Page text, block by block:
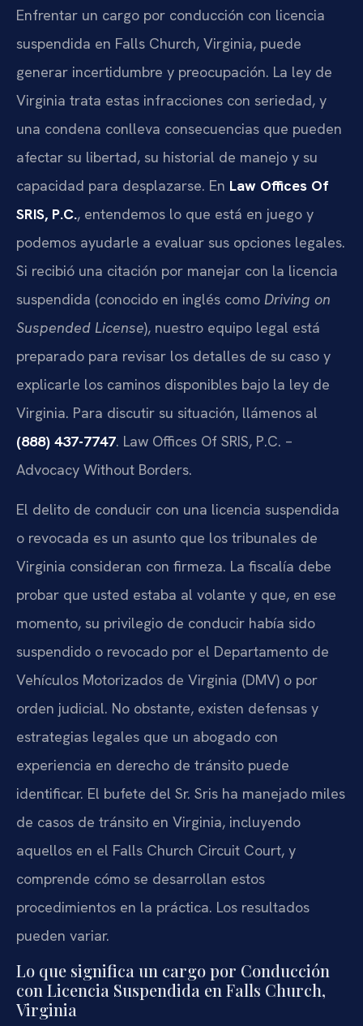
Enfrentar un cargo por conducción con licencia
suspendida en Falls Church, Virginia, puede
generar incertidumbre y preocupación. La ley de
Virginia trata estas infracciones con seriedad, y
una condena conlleva consecuencias que pueden
afectar su libertad, su historial de manejo y su
capacidad para desplazarse. En Law Offices Of
SRIS, P.C., entendemos lo que está en juego y
podemos ayudarle a evaluar sus opciones legales.
Si recibió una citación por manejar con la licencia
suspendida (conocido en inglés como Driving on
Suspended License), nuestro equipo legal está
preparado para revisar los detalles de su caso y
explicarle los caminos disponibles bajo la ley de
Virginia. Para discutir su situación, llámenos al
(888) 437-7747. Law Offices Of SRIS, P.C. –
Advocacy Without Borders.
El delito de conducir con una licencia suspendida
o revocada es un asunto que los tribunales de
Virginia consideran con firmeza. La fiscalía debe
probar que usted estaba al volante y que, en ese
momento, su privilegio de conducir había sido
suspendido o revocado por el Departamento de
Vehículos Motorizados de Virginia (DMV) o por
orden judicial. No obstante, existen defensas y
estrategias legales que un abogado con
experiencia en derecho de tránsito puede
identificar. El bufete del Sr. Sris ha manejado miles
de casos de tránsito en Virginia, incluyendo
aquellos en el Falls Church Circuit Court, y
comprende cómo se desarrollan estos
procedimientos en la práctica. Los resultados
pueden variar.
Lo que significa un cargo por Conducción
con Licencia Suspendida en Falls Church,
Virginia